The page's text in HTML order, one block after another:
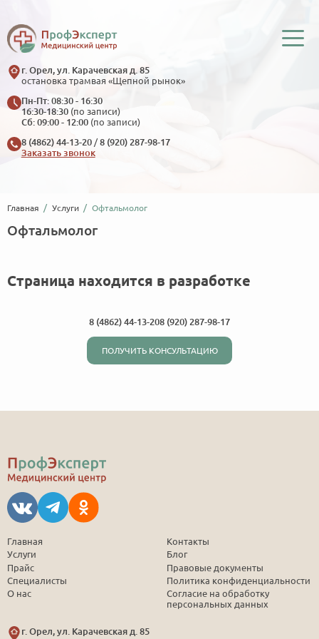
г. Орел, ул. Карачевская д. 85
остановка трамвая «Щепной рынок»
Пн-Пт: 08:30 - 16:30
16:30-18:30 (по записи)
Сб: 09:00 - 12:00 (по записи)
8 (4862) 44-13-20/ 8 (920) 287-98-17
Заказать звонок
Главная Услуги Офтальмолог
Офтальмолог
Страница находится в разработке
8 (4862) 44-13-208 (920) 287-98-17
ПОЛУЧИТЬ КОНСУЛЬТАЦИЮ
Главная
Услуги
Прайс
Специалисты
О нас
Контакты
Блог
Правовые документы
Политика конфиденциальности
Согласие на обработку
персональных данных
г. Орел, ул. Карачевская д. 85